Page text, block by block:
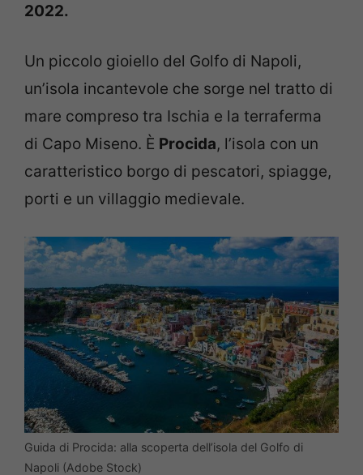
2022.
Un piccolo gioiello del Golfo di Napoli,
un’isola incantevole che sorge nel tratto di
mare compreso tra Ischia e la terraferma
di Capo Miseno. È Procida, l’isola con un
caratteristico borgo di pescatori, spiagge,
porti e un villaggio medievale.
Guida di Procida: alla scoperta dell’isola del Golfo di
Napoli (Adobe Stock)